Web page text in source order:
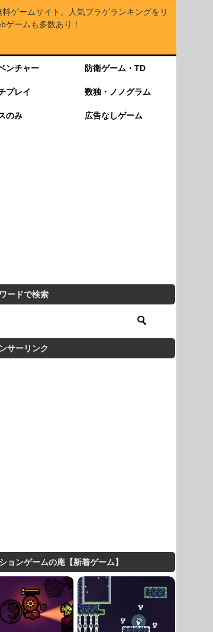
ゲームサイト。人気ブラゲランキングをリ
ゲームも多数あり！
ンチャー 防衛ゲーム・TD
プレイ 数独・ノノグラム
のみ 広告なしゲーム
ードで検索
サーリンク
ョンゲームの庵【新着ゲーム】